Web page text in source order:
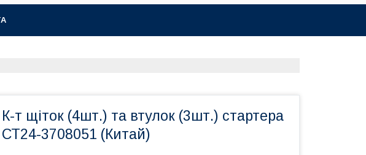
К-т щіток (4шт.) та втулок (3шт.) стартера
СТ24-3708051 (Китай)